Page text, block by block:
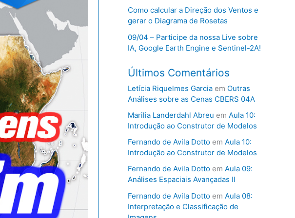
Como calcular a Direção dos Ventos e
gerar o Diagrama de Rosetas
09/04 – Participe da nossa Live sobre
IA, Google Earth Engine e Sentinel-2A!
Últimos Comentários
Letícia Riquelmes Garciaem Outras
Análises sobre as Cenas CBERS 04A
Marilia Landerdahl Abreu em Aula 10:
Introdução ao Construtor de Modelos
Fernando de Avila Dottoem Aula 10:
Introdução ao Construtor de Modelos
Fernando de Avila Dottoem Aula 09:
Análises Espaciais Avançadas II
Fernando de Avila Dottoem Aula 08:
Interpretação e Classificação de